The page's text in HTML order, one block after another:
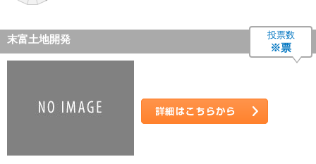
末富土地開発 投票数
※票